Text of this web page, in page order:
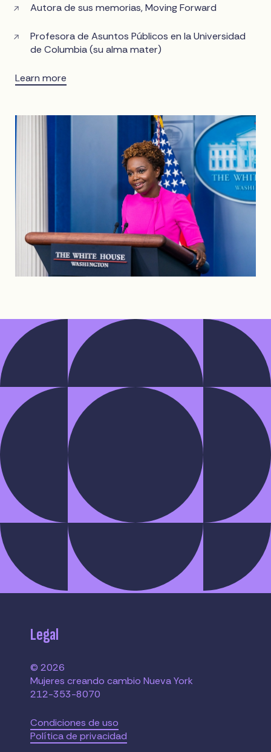
Autora de sus memorias, Moving Forward
Profesora de Asuntos Públicos en la Universidad
de Columbia (su alma mater)
Learn more
Legal
© 2026
Mujeres creando cambio Nueva York
212-353-8070
Condiciones de uso
Política de privacidad